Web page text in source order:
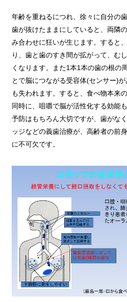
年齢を重ねるにつれ、徐々に自分の
歯が抜けたままにしていると、両隣
み合わせに狂いが生じます。すると
り、歯と歯のすき間が拡がって、む
くなります。また1本1本の歯の根の
とで脳につながる受容体(センサー)
も失われます。すると、食べ物本来
同時に、咀嚼で脳が活性化する効能
予防はもちろん大切ですが、歯がな
ッジなどの義歯治療が、高齢者の前
に不可欠です。